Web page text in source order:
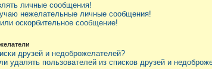
личные сообщения!
нежелательные личные сообщения!
оскорбительное сообщение!
друзей и недоброжелателей?
удалять пользователей из списков друзей и